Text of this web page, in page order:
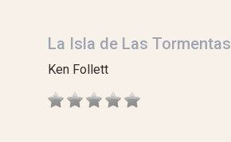
La Isla de Las Tormentas
Ken Follett